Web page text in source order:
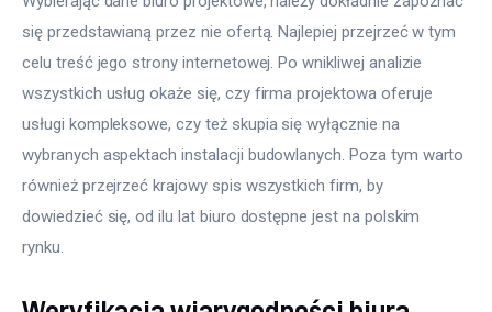
Uroda
Więcej
się przedstawianą przez nie ofertą. Najlepiej przejrzeć w tym
celu treść jego strony internetowej. Po wnikliwej analizie
wszystkich usług okaże się, czy firma projektowa oferuje
usługi kompleksowe, czy też skupia się wyłącznie na
wybranych aspektach instalacji budowlanych. Poza tym warto
również przejrzeć krajowy spis wszystkich firm, by
dowiedzieć się, od ilu lat biuro dostępne jest na polskim
rynku.